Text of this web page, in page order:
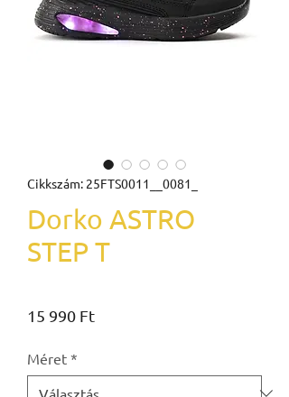
Cikkszám: 25FTS0011__0081_
Dorko ASTRO
STEP T
15 990 FtÁr
Méret *